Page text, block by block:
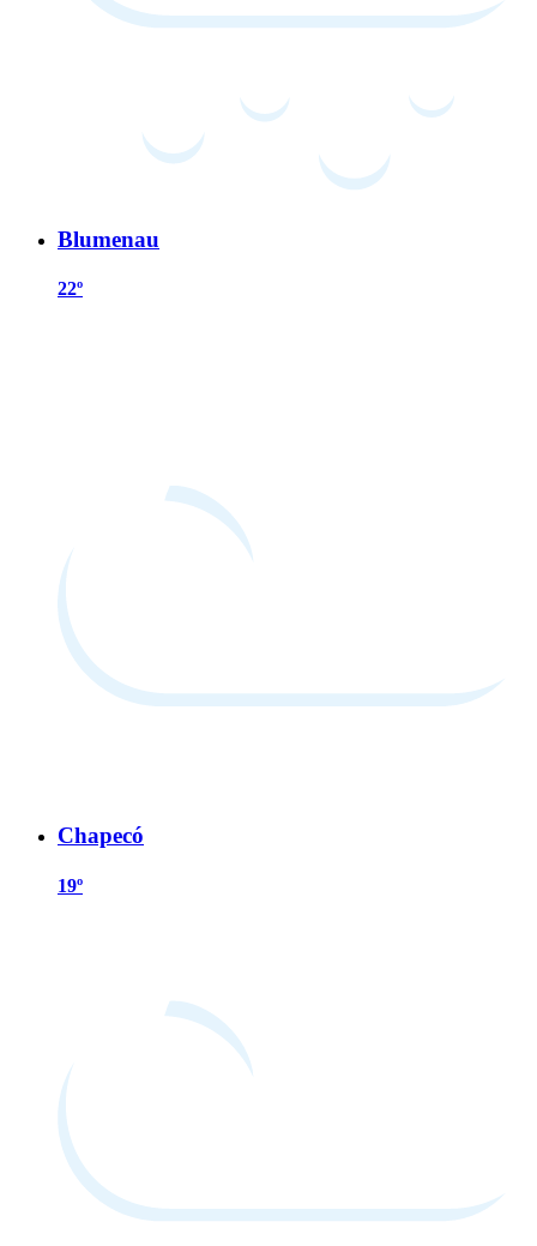
Blumenau
22º
Chapecó
19º